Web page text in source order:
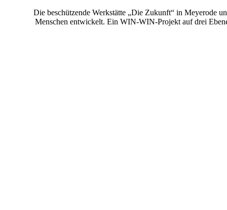
Die beschützende Werkstätte „Die Zukunft“ in Meyerode
Menschen entwickelt. Ein WIN-WIN-Projekt auf drei